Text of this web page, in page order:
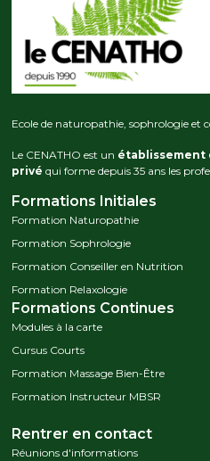
Ecole de naturopathie, sophrologie et
Le CENATHO est un établissement
privé qui forme depuis 35 ans les
Formations Initiales
Formation Naturopathie
Formation Sophrologie
Formation Conseiller en Nutrition
Formation Relaxologie
Formations Continues
Modules à la carte
Cursus Courts
Formation Massage Bien-Être
Formation Instructeur MBSR
Rentrer en contact
Réunions d'informations